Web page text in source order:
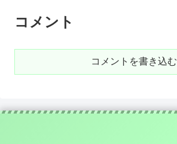
コメント
コメントを書き込む